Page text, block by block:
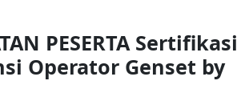
PESERTA Sertifikasi
Operator Genset by